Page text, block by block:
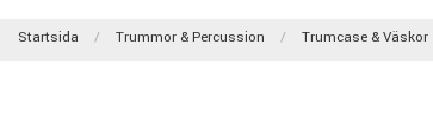
Startsida Trummor & Percussion Trumcase & Väskor